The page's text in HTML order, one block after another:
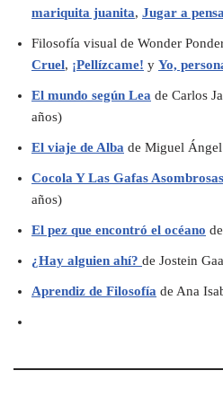
mariquita juanita, Jugar a
Filosofía visual de Wonder
Cruel, ¡Pellízcame! y Yo,
El mundo según Lea de Carlos
años)
El viaje de Alba de Miguel
Cocola Y Las Gafas Asombrosas
años)
El pez que encontró el océano
¿Hay alguien ahí? de Jostein
Aprendiz de Filosofía de Ana